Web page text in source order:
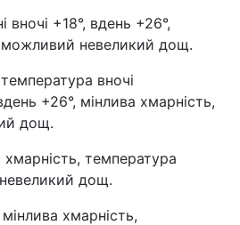
вночі +18°, вдень +26°,
можливий невеликий дощ.
вночі
+26°, мінлива хмарність,
дощ.
хмарність, температура
невеликий дощ.
хмарність,